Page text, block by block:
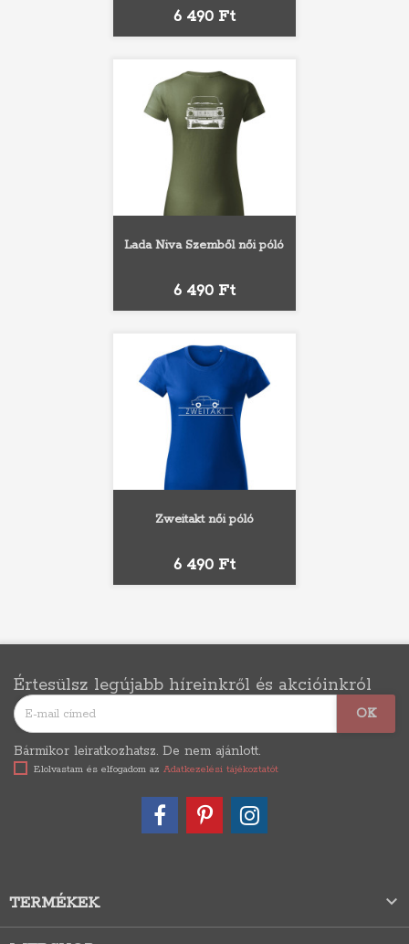
Ár
6 490 Ft
Lada Niva Szemből női póló
Ár
6 490 Ft
Zweitakt női póló
Ár
6 490 Ft
Értesülsz legújabb híreinkről és akcióinkról
Bármikor leiratkozhatsz. De nem ajánlott.
Elolvastam és elfogadom az Adatkezelési tájékoztatót
TERMÉKEK 